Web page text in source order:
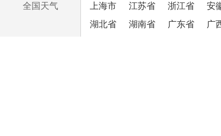
全国天气
上海市
江苏省 浙江省
安
湖北省
湖南省 广东省 广